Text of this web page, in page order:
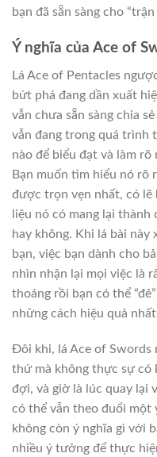
bạn đã sẵn sàng cho “trận
Ý nghĩa của Ace of
Lá Ace of Pentacles
bứt phá đang dần xuất
vẫn chưa sẵn sàng chia
vẫn đang trong quá trình
nào để biểu đạt và làm
Bạn muốn tìm hiểu nó rõ
được trọn vẹn nhất, có lẽ
liệu nó có mang lại thành
hay không. Khi lá bài này
bạn, việc bạn dành cho
nhìn nhận lại mọi việc là
thoáng rồi bạn có thể
những cách hiệu quả
Đôi khi, lá Ace of
thứ mà không thực sự có
đợi, và giờ là lúc quay lại
có thể vẫn theo đuổi một
không còn ý nghĩa gì với
nhiều ý tưởng để thực